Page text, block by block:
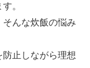
。
そんな炊飯の悩み
止しながら理想